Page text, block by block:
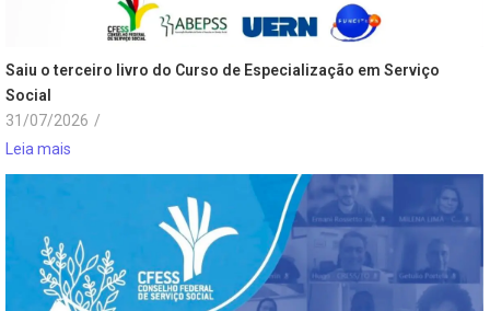
Saiu o terceiro livro do Curso de Especialização em Serviço
Social
31/07/2026 /
Leia mais